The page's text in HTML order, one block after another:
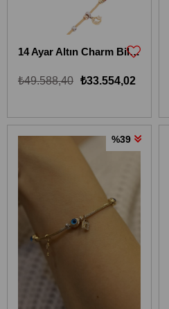
14 Ayar Altın Charm Bileklik 14KBLKİ21
₺33.554,02
₺49.588,40
%39